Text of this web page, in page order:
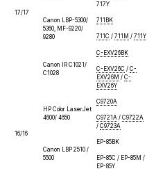
17/17
717Y
Canon LBP-5300/
5360, MF-9220/
9280
711BK
711C / 711M / 711Y
Canon IR C1021/
C1028
C-EXV26BK
C-EXV26C / C-
EXV26M / C-
EXV26Y
16/16
HP Color LaserJet
4600/ 4650
C9720A
C9721A / C9722A
/ C9723A
Canon LBP 2510 /
5500
EP-85BK
EP-85C / EP-85M /
EP-85Y